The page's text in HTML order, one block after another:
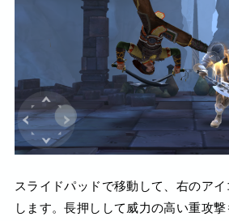
スライドパッドで移動して、右のア
します。長押しして威力の高い重攻撃